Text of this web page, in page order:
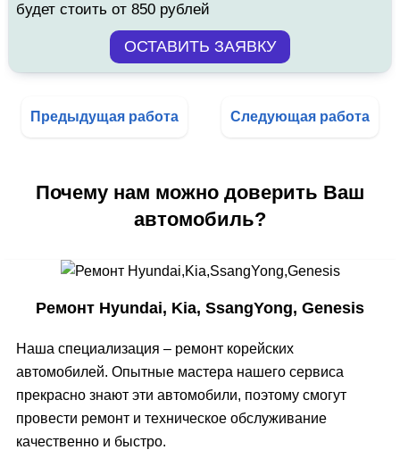
будет стоить от 850 рублей
Предыдущая работа Следующая работа
Почему нам можно доверить Ваш
автомобиль?
Ремонт Hyundai, Kia, SsangYong, Genesis
Наша специализация – ремонт корейских
автомобилей. Опытные мастера нашего сервиса
прекрасно знают эти автомобили, поэтому смогут
провести ремонт и техническое обслуживание
качественно и быстро.